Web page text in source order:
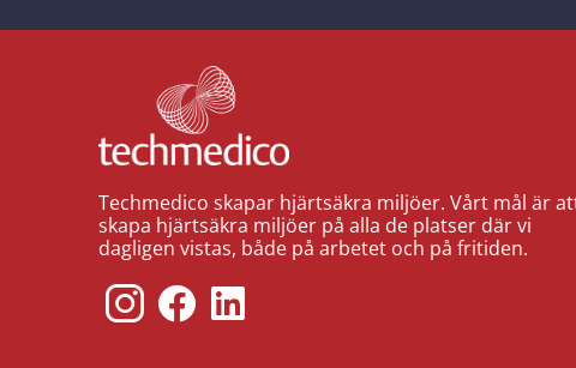
Techmedico skapar hjärtsäkra miljöer. Vårt mål är
skapa hjärtsäkra miljöer på alla de platser där vi
dagligen vistas, både på arbetet och på fritiden.